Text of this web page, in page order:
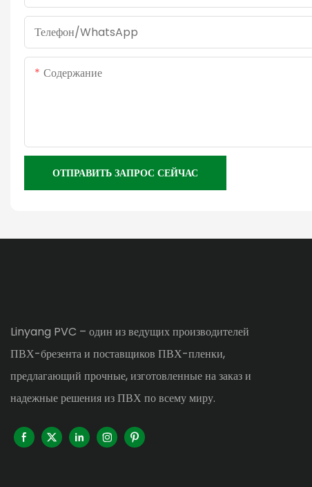
Телефон/WhatsApp
Содержание
ОТПРАВИТЬ ЗАПРОС СЕЙЧАС
Linyang PVC – один из ведущих производителей
ПВХ-брезента и поставщиков ПВХ-пленки,
предлагающий прочные, изготовленные на заказ и
надежные решения из ПВХ по всему миру.